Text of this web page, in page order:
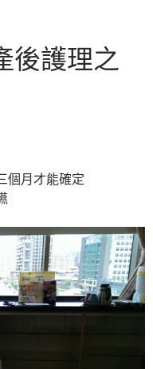
後護理之
個月才能確定